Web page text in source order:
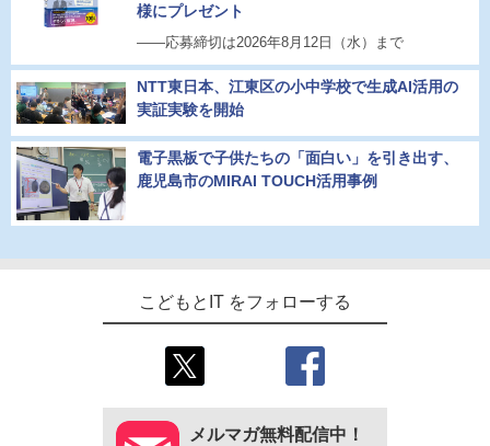
様にプレゼント
――応募締切は2026年8月12日（水）まで
NTT東日本、江東区の小中学校で生成AI活用の
実証実験を開始
電子黒板で子供たちの「面白い」を引き出す、
鹿児島市のMIRAI TOUCH活用事例
こどもとIT をフォローする
メルマガ無料配信中！